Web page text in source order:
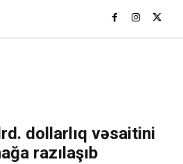
dollarlıq vəsaitini
razılaşıb